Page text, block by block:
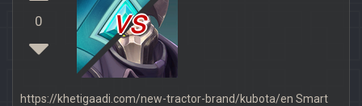
0 vs
https://khetigaadi.com/new-tractor-brand/kubota/en Smart